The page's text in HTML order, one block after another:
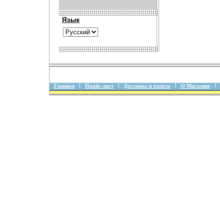
Язык
Главная Прайс-лист Доставка и оплата О Магазине